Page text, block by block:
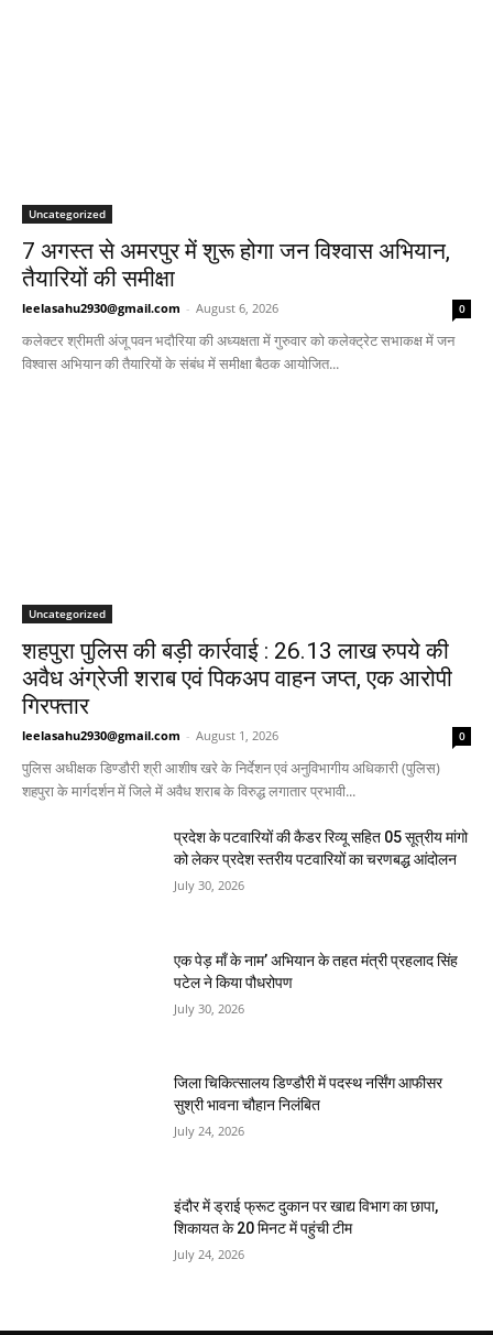
Uncategorized
7 अगस्त से अमरपुर में शुरू होगा जन विश्वास अभियान,
तैयारियों की समीक्षा
leelasahu2930@gmail.com - August 6, 2026 0
कलेक्टर श्रीमती अंजू पवन भदौरिया की अध्यक्षता में गुरुवार को कलेक्ट्रेट सभाकक्ष में जन
विश्वास अभियान की तैयारियों के संबंध में समीक्षा बैठक आयोजित...
Uncategorized
शहपुरा पुलिस की बड़ी कार्रवाई : 26.13 लाख रुपये की
अवैध अंग्रेजी शराब एवं पिकअप वाहन जप्त, एक आरोपी
गिरफ्तार
leelasahu2930@gmail.com - August 1, 2026 0
पुलिस अधीक्षक डिण्डौरी श्री आशीष खरे के निर्देशन एवं अनुविभागीय अधिकारी (पुलिस)
शहपुरा के मार्गदर्शन में जिले में अवैध शराब के विरुद्ध लगातार प्रभावी...
प्रदेश के पटवारियों की कैडर रिव्यू सहित 05 सूत्रीय मांगो
को लेकर प्रदेश स्तरीय पटवारियों का चरणबद्ध आंदोलन
July 30, 2026
एक पेड़ माँ के नाम’ अभियान के तहत मंत्री प्रहलाद सिंह
पटेल ने किया पौधरोपण
July 30, 2026
जिला चिकित्सालय डिण्डौरी में पदस्थ नर्सिंग आफीसर
सुश्री भावना चौहान निलंबित
July 24, 2026
इंदौर में ड्राई फ्रूट दुकान पर खाद्य विभाग का छापा,
शिकायत के 20 मिनट में पहुंची टीम
July 24, 2026